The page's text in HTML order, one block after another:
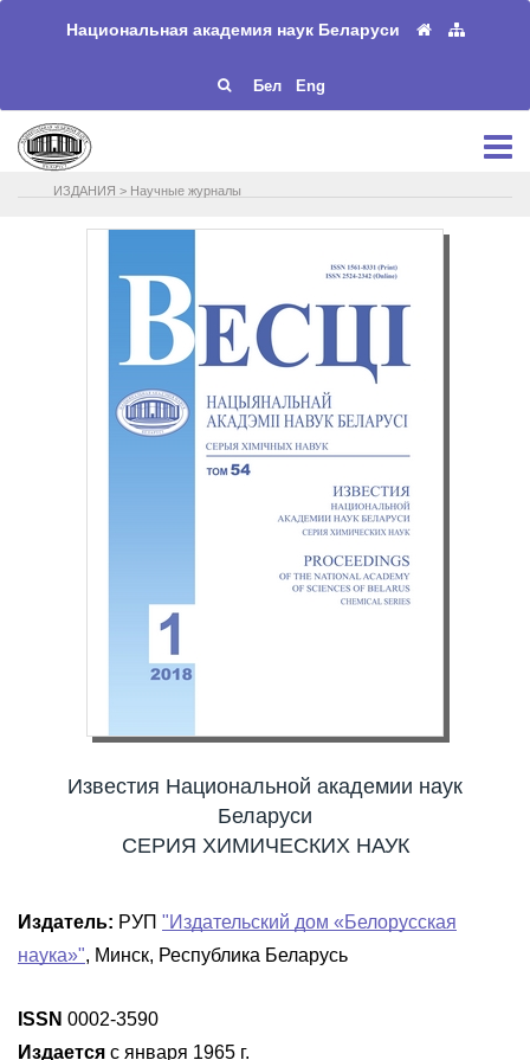
Национальная академия наук Беларуси
Бел Eng
ИЗДАНИЯ > Научные журналы
Известия Национальной академии наук
Беларуси
СЕРИЯ ХИМИЧЕСКИХ НАУК
Издатель: РУП "Издательский дом «Белорусская
наука»", Минск, Республика Беларусь
ISSN 0002-3590
Издается с января 1965 г.